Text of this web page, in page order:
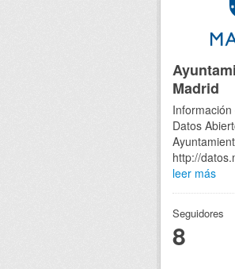
Madrid
Datos
http://
leer más
Seguidores
8